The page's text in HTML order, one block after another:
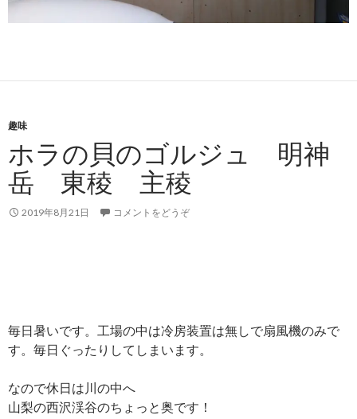
趣味
ホラの貝のゴルジュ 明神
岳 東稜 主稜
2019年8月21日 コメントをどうぞ
毎日暑いです。工場の中は冷房装置は無しで扇風機のみで
す。毎日ぐったりしてしまいます。
なので休日は川の中へ
山梨の西沢渓谷のちょっと奥です！